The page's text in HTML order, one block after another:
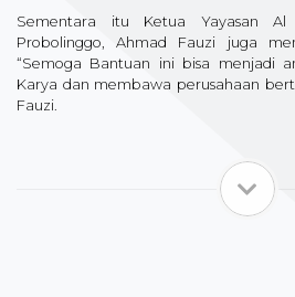
Sementara itu Ketua Yayasan
Probolinggo, Ahmad Fauzi juga
“Semoga Bantuan ini bisa menjadi
Karya dan membawa perusahaan
Fauzi.